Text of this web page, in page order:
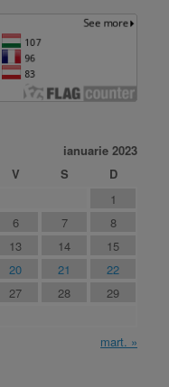
ianuarie 2023
V S
D
1
6 7
8
13 14
15
20 21
22
27 28
29
mart. »